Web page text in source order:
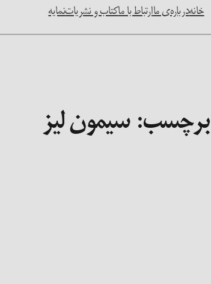
خانهدرباره‌ی ماارتباط با ماکتاب و نشریاتنمایه
برچسب: سیمون لیز